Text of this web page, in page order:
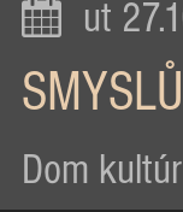
ut
Dom